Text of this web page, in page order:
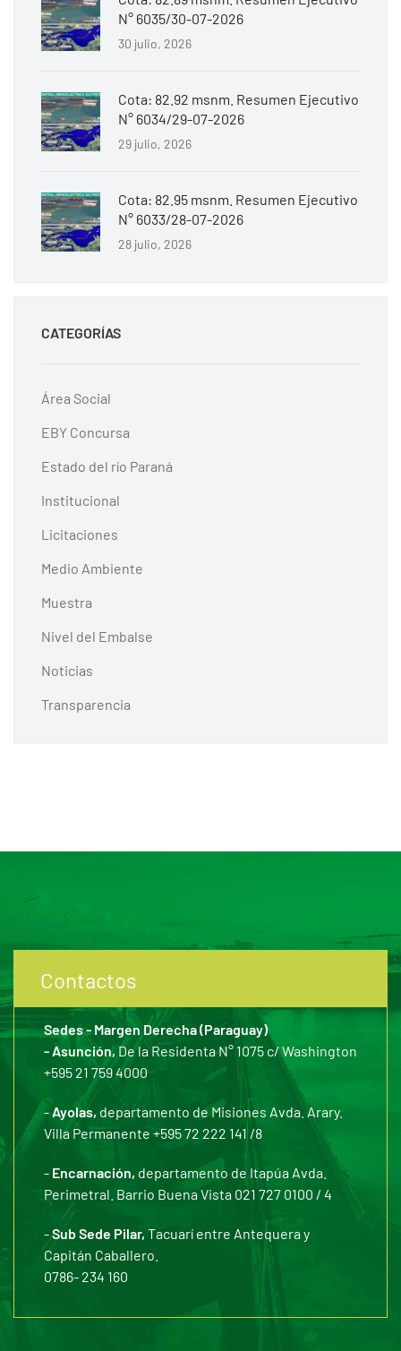
N° 6035/30-07-2026
30 julio, 2026
Cota: 82.92 msnm. Resumen Ejecutivo
N° 6034/29-07-2026
29 julio, 2026
Cota: 82.95 msnm. Resumen Ejecutivo
N° 6033/28-07-2026
28 julio, 2026
CATEGORÍAS
Área Social
EBY Concursa
Estado del río Paraná
Institucional
Licitaciones
Medio Ambiente
Muestra
Nivel del Embalse
Noticias
Transparencia
Contactos
Sedes - Margen Derecha (Paraguay)
- Asunción,De la Residenta N° 1075 c/ Washington
+595 21 759 4000
- Ayolas, departamento de Misiones Avda. Arary.
Villa Permanente +595 72 222 141 /8
- Encarnación, departamento de Itapúa Avda.
Perimetral. Barrio Buena Vista 021 727 0100 / 4
-Sub Sede Pilar, Tacuarí entre Antequera y
Capitán Caballero.
0786- 234 160